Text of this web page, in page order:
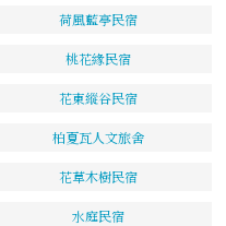
荷風藍亭民宿
桃花緣民宿
花東縱谷民宿
柏夏瓦人文旅舍
花草木樹民宿
水庭民宿